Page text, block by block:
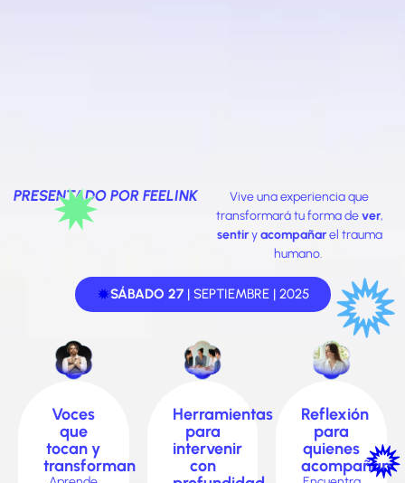
PRESENTADO POR FEELINK
Vive una experiencia que
transformará tu forma dever,
sentiryacompañarel trauma
humano.
SÁBADO 27| SEPTIEMBRE | 2025
Voces
que
tocan y
transforman
Herramientas
para
intervenir
con
Reflexión
para
quienes
acompañan